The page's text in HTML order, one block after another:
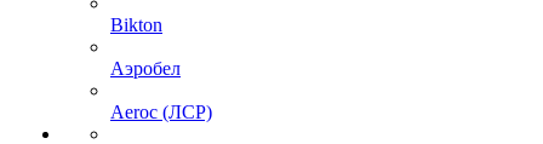
Bikton
Аэробел
Aeroc (ЛСР)